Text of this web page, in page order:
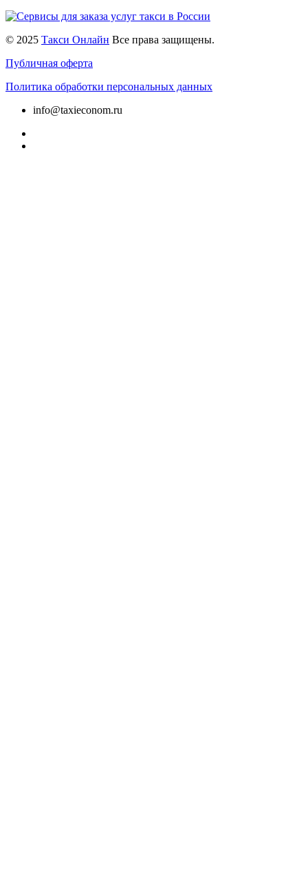
© 2025 Такси Онлайн Все права защищены.
Публичная оферта
Политика обработки персональных данных
info@taxieconom.ru